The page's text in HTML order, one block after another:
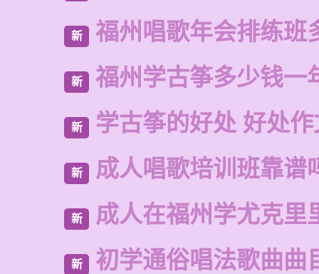
新 福州唱歌年会排练班
新 福州学古筝多少钱一
新 学古筝的好处 好处作
新 成人唱歌培训班靠谱
新 成人在福州学尤克里
新 初学通俗唱法歌曲曲